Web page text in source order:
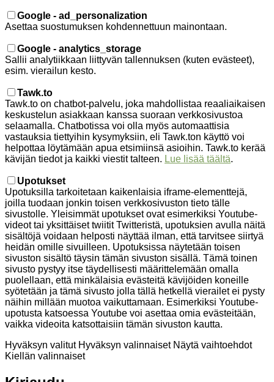
Google - ad_personalization
Asettaa suostumuksen kohdennettuun mainontaan.
Google - analytics_storage
Sallii analytiikkaan liittyvän tallennuksen (kuten evästeet),
esim. vierailun kesto.
Tawk.to
Tawk.to on chatbot-palvelu, joka mahdollistaa reaaliaikaisen
keskustelun asiakkaan kanssa suoraan verkkosivustoa
selaamalla. Chatbotissa voi olla myös automaattisia
vastauksia tiettyihin kysymyksiin, eli Tawk.ton käyttö voi
helpottaa löytämään apua etsimiinsä asioihin. Tawk.to kerää
kävijän tiedot ja kaikki viestit talteen. Lue lisää täältä.
Upotukset
Upotuksilla tarkoitetaan kaikenlaisia iframe-elementtejä,
joilla tuodaan jonkin toisen verkkosivuston tieto tälle
sivustolle. Yleisimmät upotukset ovat esimerkiksi Youtube-
videot tai yksittäiset twiitit Twitteristä, upotuksien avulla näitä
sisältöjä voidaan helposti näyttää ilman, että tarvitsee siirtyä
heidän omille sivuilleen. Upotuksissa näytetään toisen
sivuston sisältö täysin tämän sivuston sisällä. Tämä toinen
sivusto pystyy itse täydellisesti määrittelemään omalla
puolellaan, että minkälaisia evästeitä kävijöiden koneille
syötetään ja tämä sivusto jolla tällä hetkellä vierailet ei pysty
näihin millään muotoa vaikuttamaan. Esimerkiksi Youtube-
upotusta katsoessa Youtube voi asettaa omia evästeitään,
vaikka videoita katsottaisiin tämän sivuston kautta.
Hyväksyn valitut Hyväksyn valinnaiset Näytä vaihtoehdot
Kiellän valinnaiset